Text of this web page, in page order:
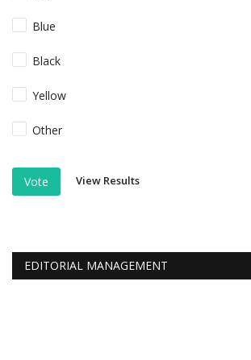
Blue
Black
Yellow
Other
Vote View Results
EDITORIAL MANAGEMENT